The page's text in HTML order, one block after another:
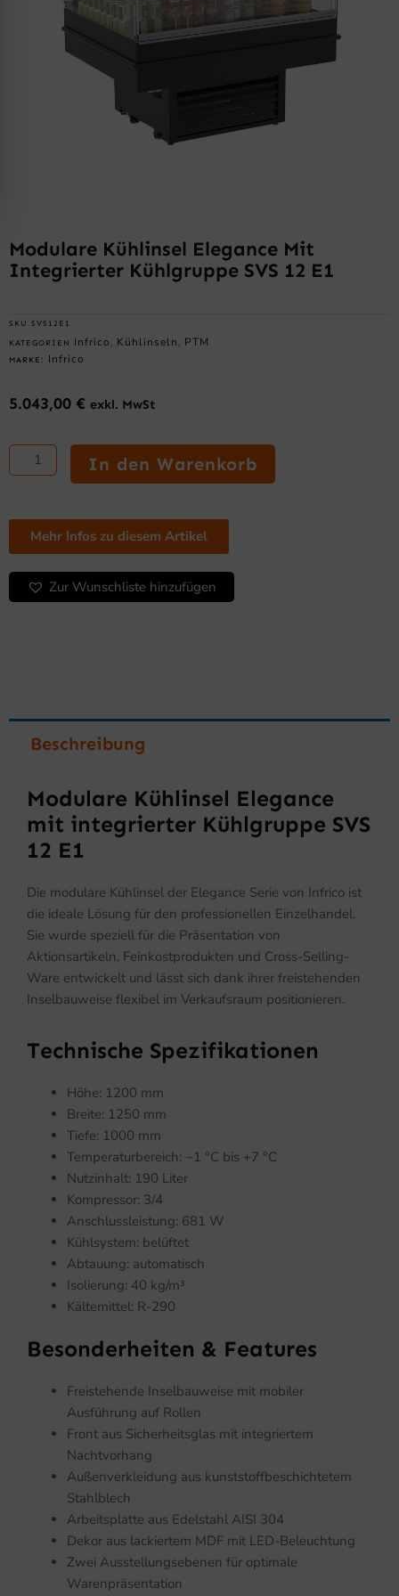
Modulare Kühlinsel Elegance Mit
Integrierter Kühlgruppe SVS 12 E1
SKU SVS12E1
KATEGORIEN Infrico , Kühlinseln , PTM
MARKE: Infrico
5.043,00 € exkl. MwSt
Modulare
Kühlinsel
Elegance
integrierter
Kühlgruppe
SVS
12
In den Warenkorb
Mehr Infos zu diesem Artikel
Zur Wunschliste hinzufügen
Beschreibung
Modulare Kühlinsel Elegance
mit integrierter Kühlgruppe SVS
12 E1
Die modulare Kühlinsel der Elegance Serie von Infrico ist
die ideale Lösung für den professionellen Einzelhandel.
Sie wurde speziell für die Präsentation von
Aktionsartikeln, Feinkostprodukten und Cross-Selling-
Ware entwickelt und lässt sich dank ihrer freistehenden
Inselbauweise flexibel im Verkaufsraum positionieren.
Technische Spezifikationen
Höhe: 1200 mm
Breite: 1250 mm
Tiefe: 1000 mm
Temperaturbereich: −1 °C bis +7 °C
Nutzinhalt: 190 Liter
Kompressor: 3/4
Anschlussleistung: 681 W
Kühlsystem: belüftet
Abtauung: automatisch
Isolierung: 40 kg/m³
Kältemittel: R-290
Besonderheiten & Features
Freistehende Inselbauweise mit mobiler
Ausführung auf Rollen
Front aus Sicherheitsglas mit integriertem
Nachtvorhang
Außenverkleidung aus kunststoffbeschichtetem
Stahlblech
Arbeitsplatte aus Edelstahl AISI 304
Dekor aus lackiertem MDF mit LED-Beleuchtung
Zwei Ausstellungsebenen für optimale
Warenpräsentation